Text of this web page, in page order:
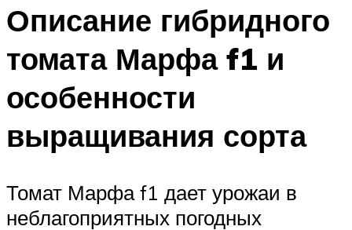
Описание гибридного
томата Марфа f1 и
особенности
выращивания сорта
Томат Марфа f1 дает урожаи в
неблагоприятных погодных